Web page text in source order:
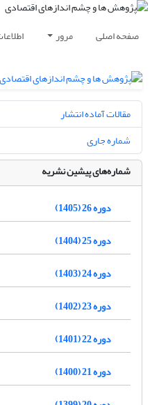
صفحه اصلی مرور
مقالات آماده انتشار
شماره جاری
شماره‌های پیشین نشریه
دوره 26 (1405)
دوره 25 (1404)
دوره 24 (1403)
دوره 23 (1402)
دوره 22 (1401)
دوره 21 (1400)